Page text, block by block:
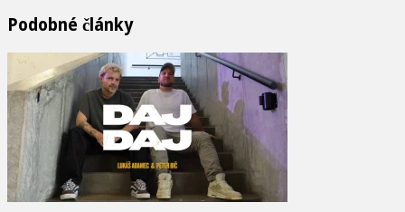
Podobné články